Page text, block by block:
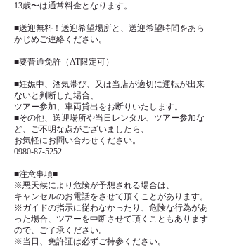
13歳〜は通常料金となります。
■送迎無料！送迎希望場所と、送迎希望時間をあら
かじめご連絡ください。
■要普通免許（AT限定可）
■妊娠中、酒気帯び、又は当店が適切に運転が出来
ないと判断した場合、
ツアー参加、車両貸出をお断りいたします。
■その他、送迎場所や当日レンタル、ツアー参加な
ど、ご不明な点がございましたら、
お気軽にお問い合わせください。
0980-87-5252
■注意事項■
※悪天候により危険が予想される場合は、
キャンセルのお電話をさせて頂くことがあります。
※ガイドの指示に従わなかったり、危険な行為があ
った場合、ツアーを中断させて頂くこともあります
ので、ご了承ください。
※当日、免許証は必ずご持参ください。